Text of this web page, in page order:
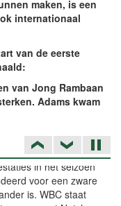
maken, is een
internationaal
van de eerste
van Jong Rambaan
Adams kwam
tegen Papatam